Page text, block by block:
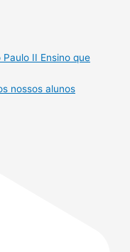
nossos alunos